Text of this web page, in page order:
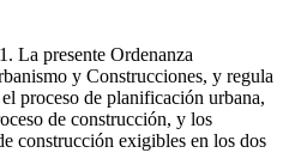
La presente Ordenanza
y Construcciones, y regula
proceso de planificación urbana,
de construcción, y los
construcción exigibles en los dos